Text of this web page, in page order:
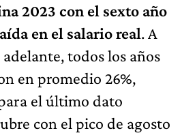
2023 con el sexto año
en el salario real. A
todos los años
en promedio 26%,
el último dato
con el pico de agosto